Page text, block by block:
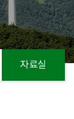
자료실